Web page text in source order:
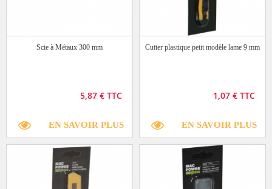
Scie à Métaux 300 mm
5,87 € TTC
EN SAVOIR PLUS
Cutter plastique petit modèle lame 9 mm
1,07 € TTC
EN SAVOIR PLUS